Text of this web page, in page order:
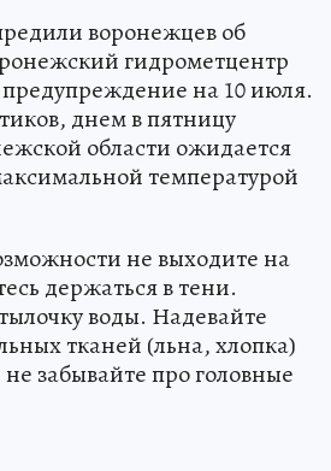
воронежцев об
гидрометцентр
на 10 июля.
днем в пятницу
области ожидается
температурой
не выходите на
держаться в тени.
воды. Надевайте
тканей (льна, хлопка)
забывайте про головные